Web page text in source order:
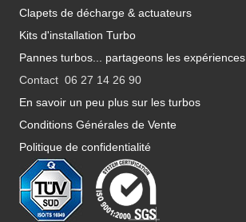
Clapets de décharge & actuateurs
Kits d'installation Turbo
Pannes turbos... partageons les expériences
Contact 06 27 14 26 90
En savoir un peu plus sur les turbos
Conditions Générales de Vente
Politique de confidentialité